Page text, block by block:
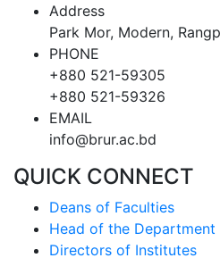
Address
Park Mor, Modern,
PHONE
+880 521-59305
+880 521-59326
EMAIL
info@brur.ac.bd
QUICK CONNECT
Deans of Faculties
Head of the Department
Directors of Institutes